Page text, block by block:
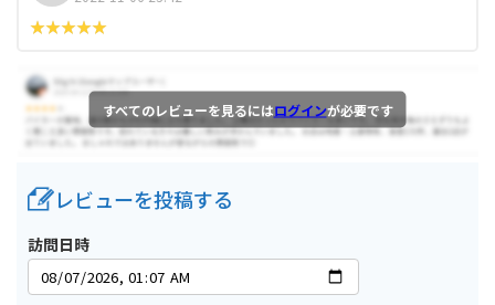
すべてのレビューを見るにはログインが必要です
レビューを投稿する
訪問日時